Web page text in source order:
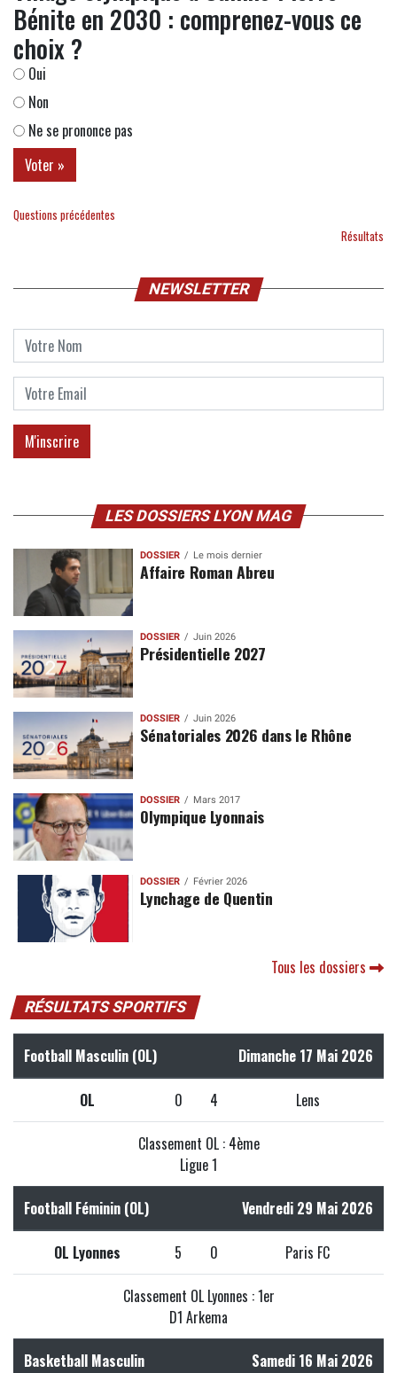
Bénite en 2030 : comprenez-vous ce
choix ?
Oui
Non
Ne se prononce pas
Questions précédentes
Résultats
NEWSLETTER
LES DOSSIERS LYON MAG
DOSSIER Le mois dernier
Affaire Roman Abreu
DOSSIER Juin 2026
Présidentielle 2027
DOSSIER Juin 2026
Sénatoriales 2026 dans le Rhône
DOSSIER Mars 2017
Olympique Lyonnais
DOSSIER Février 2026
Lynchage de Quentin
Tous les dossiers
RÉSULTATS SPORTIFS
Football Masculin (OL) Dimanche 17 Mai 2026
OL 0 4 Lens
Classement OL : 4ème
Ligue 1
Football Féminin (OL) Vendredi 29 Mai 2026
OL Lyonnes 5 0 Paris FC
Classement OL Lyonnes : 1er
D1 Arkema
Basketball Masculin Samedi 16 Mai 2026